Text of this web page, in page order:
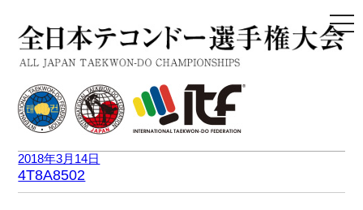
2018年3月14日
4T8A8502